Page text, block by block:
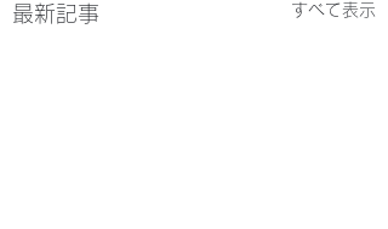
最新記事 すべて表示